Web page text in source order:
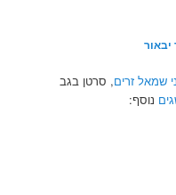
יבאור
שמאל זרים, סרטן בגב
נוסף: